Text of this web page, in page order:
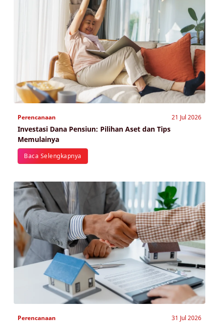
Perencanaan 21 Jul 2026
Investasi Dana Pensiun: Pilihan Aset dan Tips
Memulainya
Baca Selengkapnya
Perencanaan 31 Jul 2026